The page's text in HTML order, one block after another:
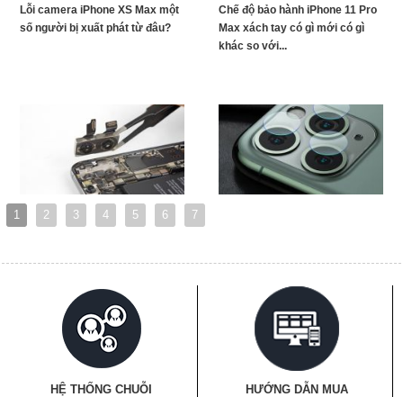
Lỗi camera iPhone XS Max một
số người bị xuất phát từ đâu?
Chế độ bảo hành iPhone 11 Pro
Max xách tay có gì mới có gì
khác so với...
1 2 3 4 5 6 7
HỆ THỐNG CHUỖI
HƯỚNG DẪN MUA